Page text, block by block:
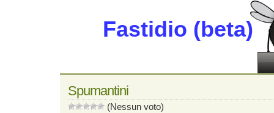
Fastidio (beta)
Spumantini
(Nessun voto)